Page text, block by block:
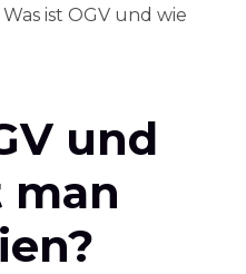
Was ist OGV und wie
und